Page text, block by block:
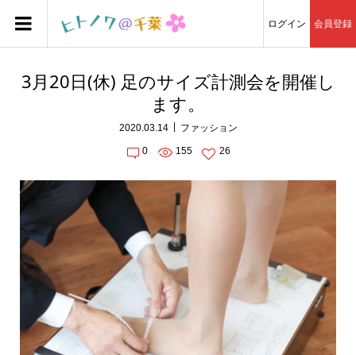
ログイン 会員登録
3月20日(休) 足のサイズ計測会を開催し
ます。
2020.03.14 ファッション
0 155 26